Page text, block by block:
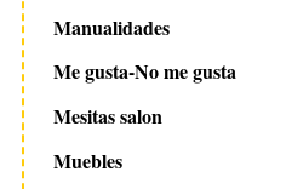
Manualidades
Me gusta-No me gusta
Mesitas salon
Muebles